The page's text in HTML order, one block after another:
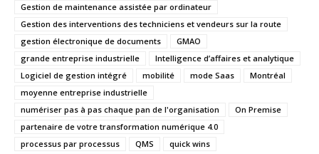
Gestion de maintenance assistée par ordinateur
Gestion des interventions des techniciens et vendeurs sur la route
gestion électronique de documents
GMAO
grande entreprise industrielle
Intelligence d’affaires et analytique
Logiciel de gestion intégré
mobilité mode Saas
Montréal
moyenne entreprise industrielle
numériser pas à pas chaque pan de l'organisation
On Premise
partenaire de votre transformation numérique 4.0
processus par processus
QMS
quick wins